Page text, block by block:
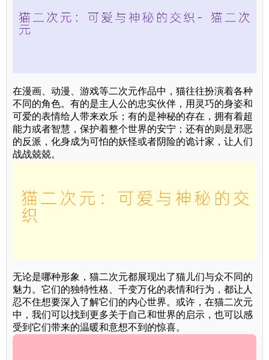
在漫画、动漫、游戏等二次元作品中，猫往往扮演着各种
不同的角色。有的是主人公的忠实伙伴，用灵巧的身姿和
可爱的表情给人带来欢乐；有的是神秘的存在，拥有着超
能力或者智慧，保护着整个世界的安宁；还有的则是邪恶
的反派，化身成为可怕的妖怪或者阴险的诡计家，让人们
战战兢兢。
无论是哪种形象，猫二次元都展现出了猫儿们与众不同的
魅力。它们的独特性格、千变万化的表情和行为，都让人
忍不住想要深入了解它们的内心世界。或许，在猫二次元
中，我们可以找到更多关于自己和世界的启示，也可以感
受到它们带来的温暖和意想不到的惊喜。